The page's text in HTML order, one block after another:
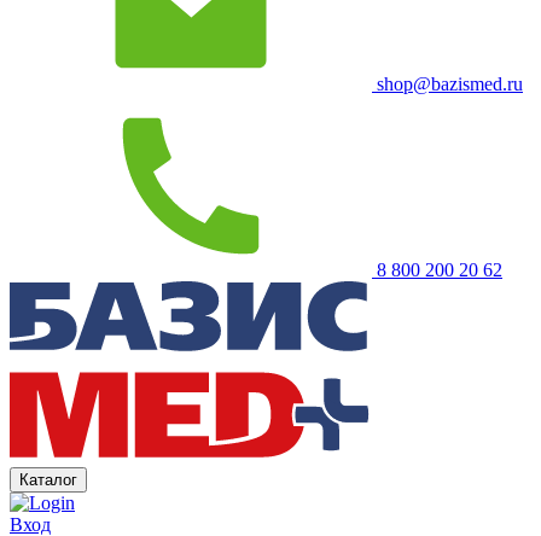
shop@bazismed.ru
8 800 200 20 62
Каталог
Вход